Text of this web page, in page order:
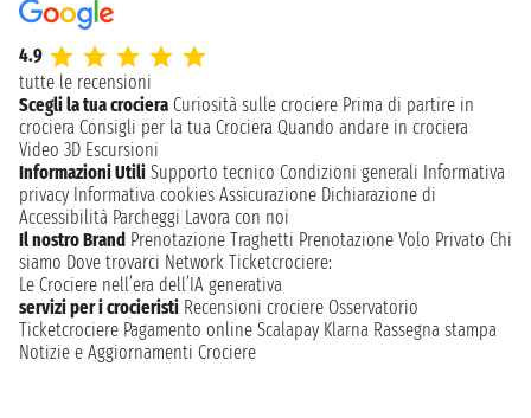
4.9
tutte le recensioni
Scegli la tua crociera Curiosità sulle crociere Prima di partire in
crociera Consigli per la tua Crociera Quando andare in crociera
Video 3D Escursioni
Informazioni Utili Supporto tecnico Condizioni generali Informativa
privacy Informativa cookies Assicurazione Dichiarazione di
Accessibilità Parcheggi Lavora con noi
Il nostro Brand Prenotazione Traghetti Prenotazione Volo Privato Chi
siamo Dove trovarci Network Ticketcrociere:
Le Crociere nell’era dell’IA generativa
servizi per i crocieristi Recensioni crociere Osservatorio
Ticketcrociere Pagamento online Scalapay Klarna Rassegna stampa
Notizie e Aggiornamenti Crociere